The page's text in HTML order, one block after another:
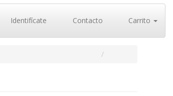
Identifícate Contacto Carrito